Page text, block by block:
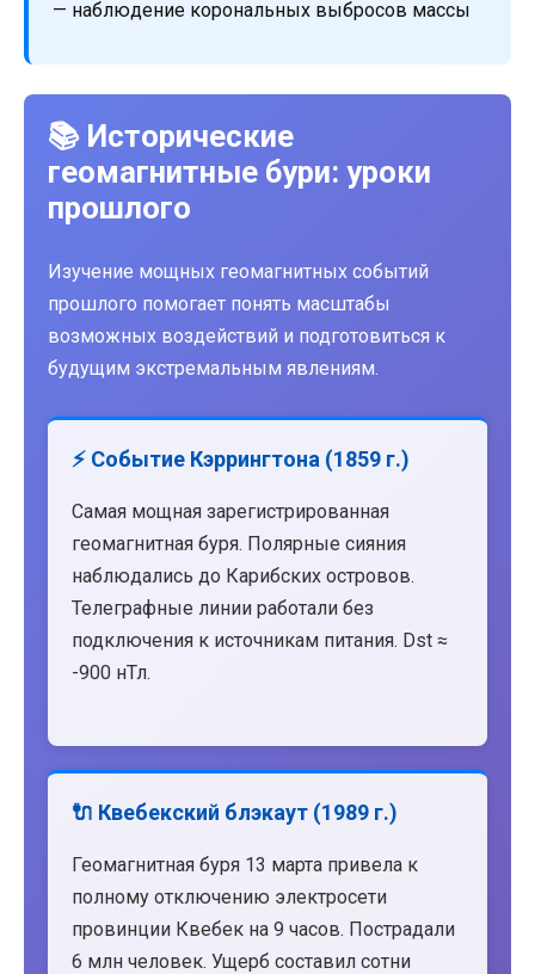
— наблюдение корональных выбросов массы
📚 Исторические
геомагнитные бури: уроки
прошлого
Изучение мощных геомагнитных событий
прошлого помогает понять масштабы
возможных воздействий и подготовиться к
будущим экстремальным явлениям.
⚡ Событие Кэррингтона (1859 г.)
Самая мощная зарегистрированная
геомагнитная буря. Полярные сияния
наблюдались до Карибских островов.
Телеграфные линии работали без
подключения к источникам питания. Dst ≈
-900 нТл.
🔌 Квебекский блэкаут (1989 г.)
Геомагнитная буря 13 марта привела к
полному отключению электросети
провинции Квебек на 9 часов. Пострадали
6 млн человек. Ущерб составил сотни